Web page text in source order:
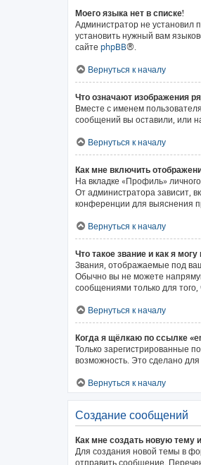
Моего языка нет в списке!
Администратор не установил
установить нужный вам
сайте phpBB®.
Вернуться к началу
Что означают изображения
Вместе с именем
сообщений вы оставили, или
Вернуться к началу
Как мне включить
На вкладке «Профиль»
От администратора зависит,
конференции для выяснения
Вернуться к началу
Что такое звание и как я могу
Звания, отображаемые под
Обычно вы не можете
сообщениями только для
Вернуться к началу
Когда я щёлкаю по ссылке
Только зарегистрированные
возможность. Это сделано
Вернуться к началу
Создание сообщений
Как мне создать новую тему
Для создания новой темы в
отправить сообщение.